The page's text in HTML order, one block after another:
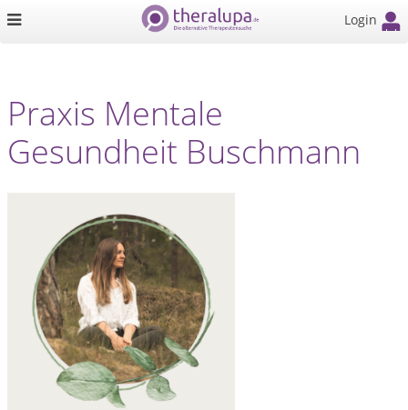
Login
Praxis Mentale
Gesundheit Buschmann